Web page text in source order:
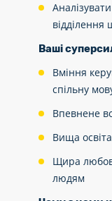
Ваші
Вміння
спільну
Впевнене
Вища
Щира любов
людям